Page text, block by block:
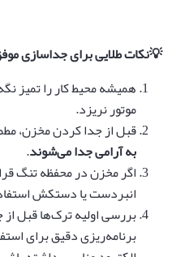
💡نکات طلایی برای جداسازی
همیشه محیط کار را تمیز
موتور نریزد.
قبل از جدا کردن مخزن،
به آرامی جدا می‌شوند.
اگر مخزن در محفظه تنگ
انبردست یا دستکش
بررسی اولیه ترک‌ها قبل
برنامه‌ریزی دقیق برای